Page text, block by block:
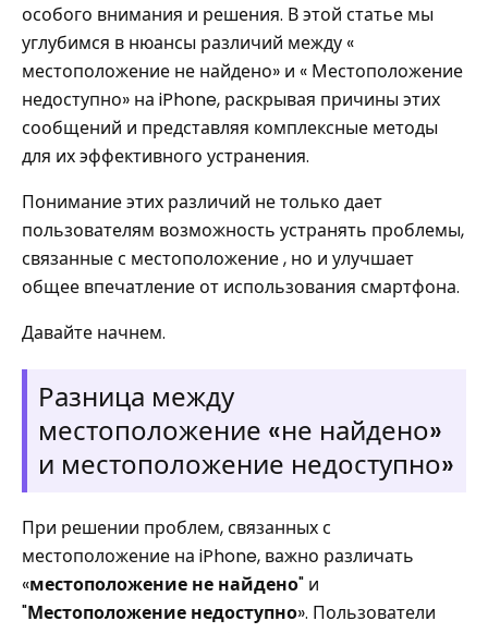
особого внимания и решения. В этой статье мы
углубимся в нюансы различий между «
местоположение не найдено» и « Местоположение
недоступно» на iPhone, раскрывая причины этих
сообщений и представляя комплексные методы
для их эффективного устранения.
Понимание этих различий не только дает
пользователям возможность устранять проблемы,
связанные с местоположение , но и улучшает
общее впечатление от использования смартфона.
Давайте начнем.
Разница между
местоположение «не найдено»
и местоположение недоступно»
При решении проблем, связанных с
местоположение на iPhone, важно различать
«местоположение не найдено" и
"Местоположение недоступно». Пользователи